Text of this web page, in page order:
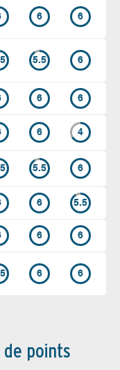
6 6
5.5 6
6 6
6 4
5.5 6
6 5.5
6 6
6 6
points